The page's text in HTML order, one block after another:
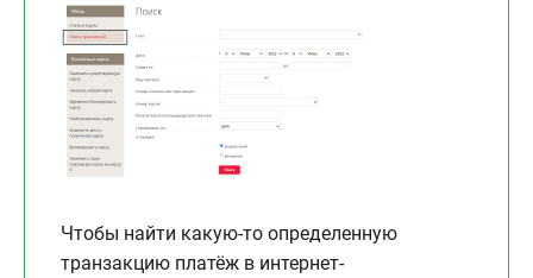
Чтобы найти какую-то определенную
транзакцию платёж в интернет-